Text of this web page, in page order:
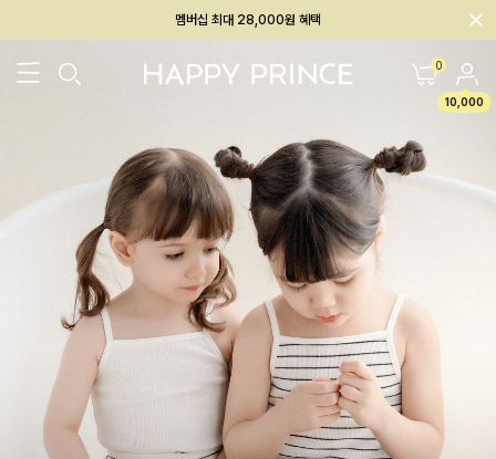
회원전용 아울렛, 가입하면 ~60% 할인!
0
10,000